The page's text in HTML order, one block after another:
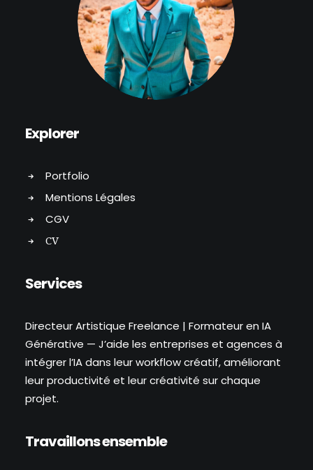
Explorer
Portfolio
Mentions Légales
CGV
CV
Services
Directeur Artistique Freelance | Formateur en IA
Générative — J’aide les entreprises et agences à
intégrer l’IA dans leur workflow créatif, améliorant
leur productivité et leur créativité sur chaque
projet.
Travaillons ensemble